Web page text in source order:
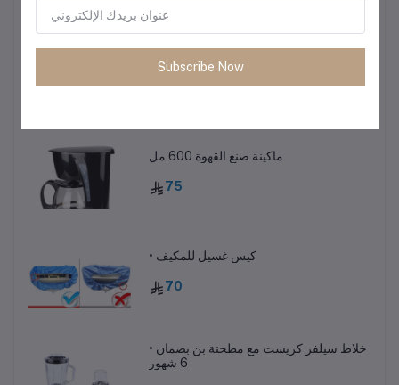
85
ماكينة صنع القهوة 600 مل
75
• كيس غسيل للمكيف
70
• خلاط سيلفر كريست مع مطحنة بن بضمان
6 شهور
Subscribe Now